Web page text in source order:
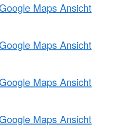
Maps Ansicht
Maps Ansicht
Maps Ansicht
Maps Ansicht